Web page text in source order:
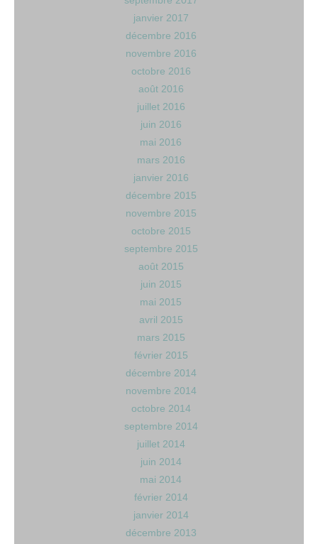
janvier 2017
décembre 2016
novembre 2016
octobre 2016
août 2016
juillet 2016
juin 2016
mai 2016
mars 2016
janvier 2016
décembre 2015
novembre 2015
octobre 2015
septembre 2015
août 2015
juin 2015
mai 2015
avril 2015
mars 2015
février 2015
décembre 2014
novembre 2014
octobre 2014
septembre 2014
juillet 2014
juin 2014
mai 2014
février 2014
janvier 2014
décembre 2013